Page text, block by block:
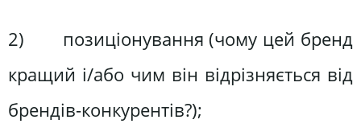
2) позиціонування (чому цей бренд
кращий і/або чим він відрізняється від
брендів-конкурентів?);